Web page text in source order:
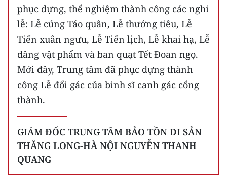
CHUYÊN ĐỀ
CÁC CHUYÊN TRANG
VỀ BÁO NHÂN DÂN
THỜI NAY
NHÂN DÂN CUỐI TUẦN
NHÂN DÂN HẰNG THÁNG
MUA BÁO
phục dựng, thể nghiệm thành công các nghi
lễ: Lễ cúng Táo quân, Lễ thướng tiêu, Lễ
Tiến xuân ngưu, Lễ Tiến lịch, Lễ khai hạ, Lễ
dâng vật phẩm và ban quạt Tết Đoan ngọ.
Mới đây, Trung tâm đã phục dựng thành
công Lễ đổi gác của binh sĩ canh gác cổng
thành.
GIÁM ĐỐC TRUNG TÂM BẢO TỒN DI SẢN
THĂNG LONG-HÀ NỘI NGUYỄN THANH
QUANG